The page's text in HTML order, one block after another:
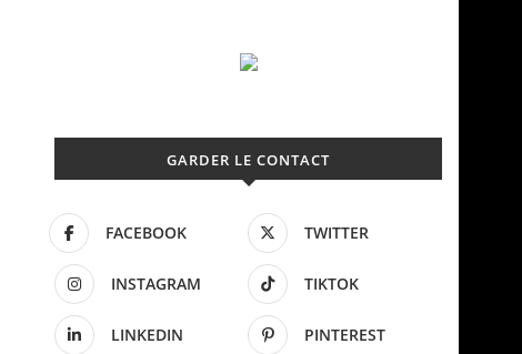
GARDER LE CONTACT
FACEBOOK TWITTER
INSTAGRAM TIKTOK
LINKEDIN PINTEREST